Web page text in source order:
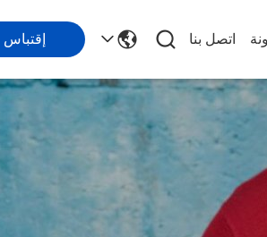
اتصل بنا إقتباس